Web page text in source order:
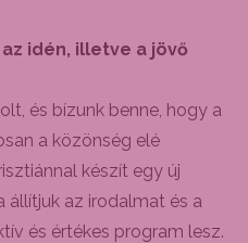
idén, illetve a jövő
és bízunk benne, hogy a
a közönség elé
készít egy új
állítjuk az irodalmat és a
és értékes program lesz.